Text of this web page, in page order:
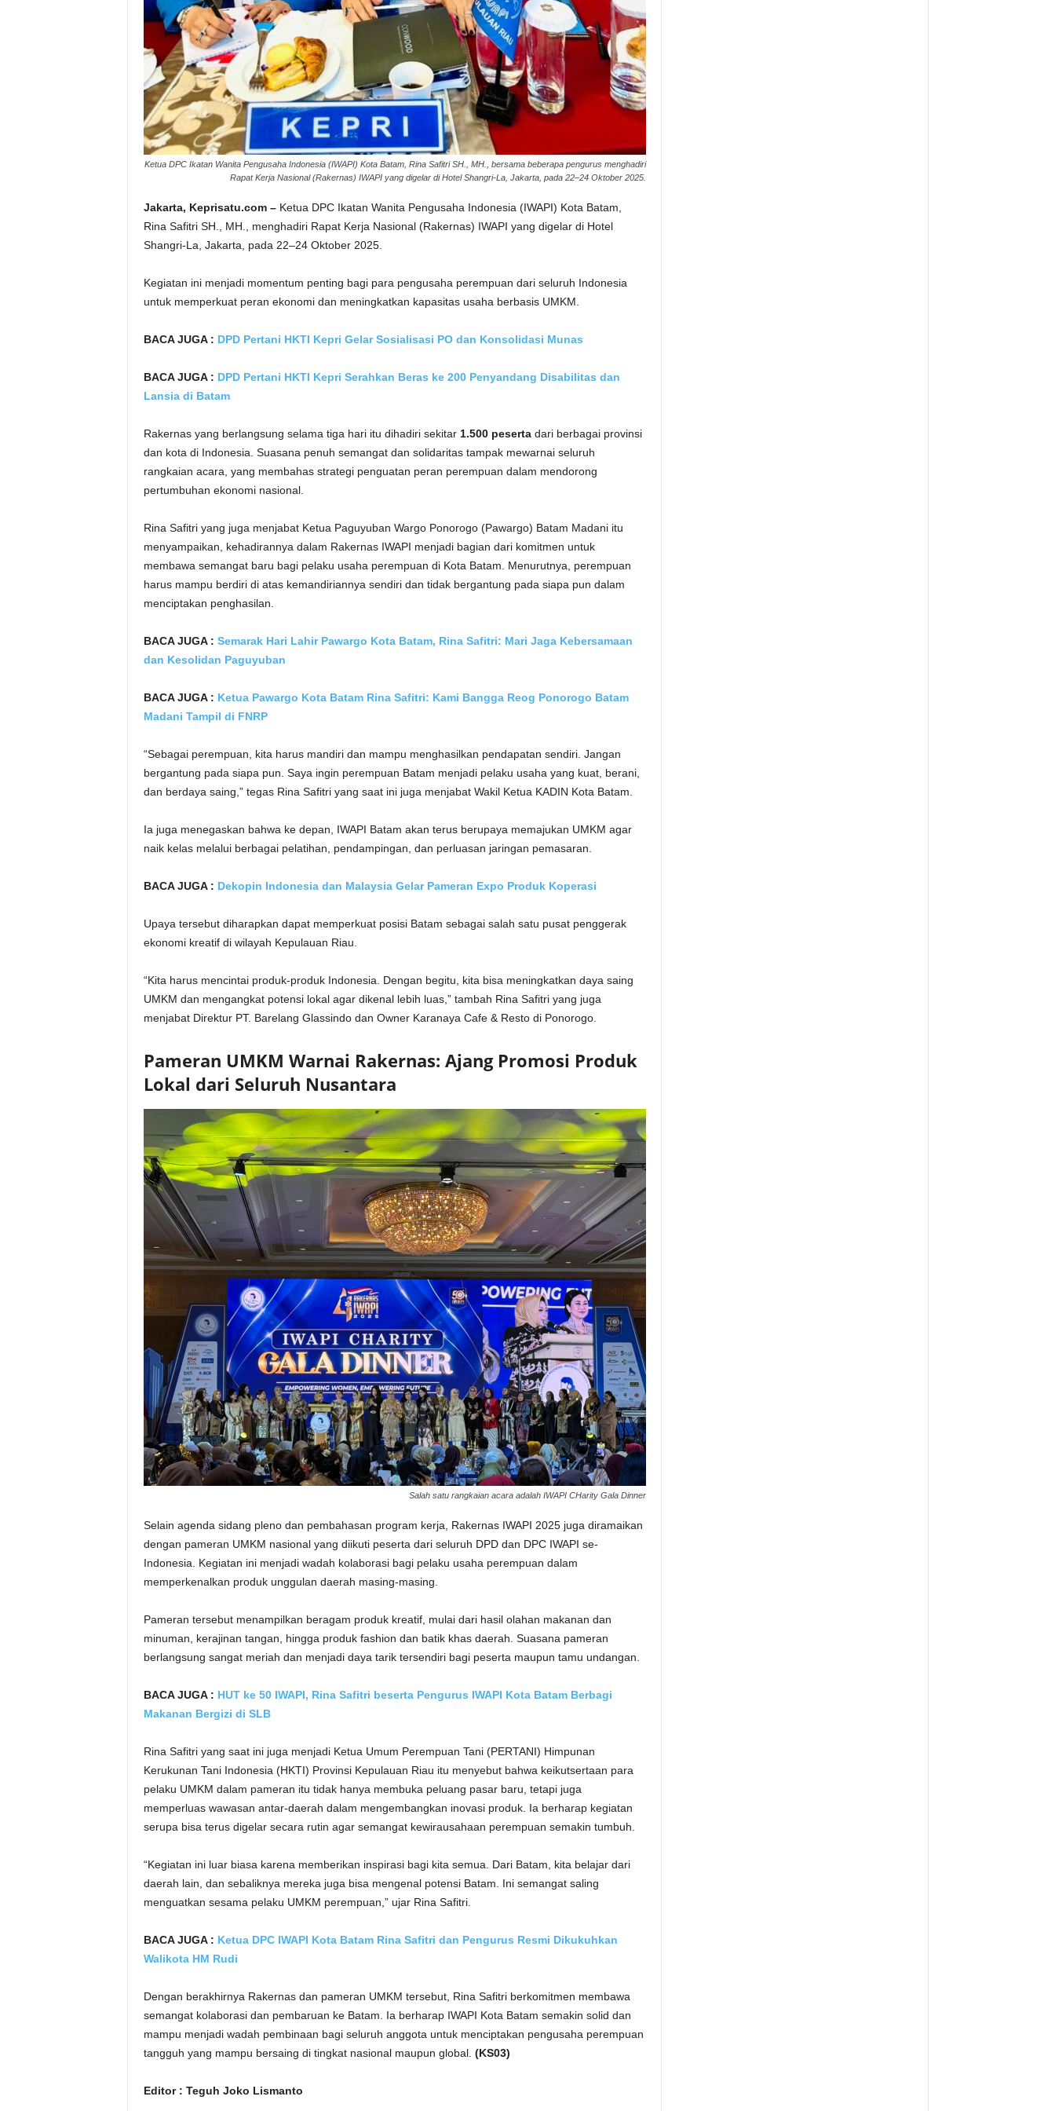
Ketua DPC Ikatan Wanita Pengusaha Indonesia (IWAPI) Kota Batam, Rina Safitri SH., MH., bersama beberapa pengurus menghadiri
Rapat Kerja Nasional (Rakernas) IWAPI yang digelar di Hotel Shangri-La, Jakarta, pada 22–24 Oktober 2025.
Jakarta, Keprisatu.com – Ketua DPC Ikatan Wanita Pengusaha Indonesia (IWAPI) Kota Batam,
Rina Safitri SH., MH., menghadiri Rapat Kerja Nasional (Rakernas) IWAPI yang digelar di Hotel
Shangri-La, Jakarta, pada 22–24 Oktober 2025.
Kegiatan ini menjadi momentum penting bagi para pengusaha perempuan dari seluruh Indonesia
untuk memperkuat peran ekonomi dan meningkatkan kapasitas usaha berbasis UMKM.
BACA JUGA : DPD Pertani HKTI Kepri Gelar Sosialisasi PO dan Konsolidasi Munas
BACA JUGA : DPD Pertani HKTI Kepri Serahkan Beras ke 200 Penyandang Disabilitas dan
Lansia di Batam
Rakernas yang berlangsung selama tiga hari itu dihadiri sekitar 1.500 pesertadari berbagai provinsi
dan kota di Indonesia. Suasana penuh semangat dan solidaritas tampak mewarnai seluruh
rangkaian acara, yang membahas strategi penguatan peran perempuan dalam mendorong
pertumbuhan ekonomi nasional.
Rina Safitri yang juga menjabat Ketua Paguyuban Wargo Ponorogo (Pawargo) Batam Madani itu
menyampaikan, kehadirannya dalam Rakernas IWAPI menjadi bagian dari komitmen untuk
membawa semangat baru bagi pelaku usaha perempuan di Kota Batam. Menurutnya, perempuan
harus mampu berdiri di atas kemandiriannya sendiri dan tidak bergantung pada siapa pun dalam
menciptakan penghasilan.
BACA JUGA : Semarak Hari Lahir Pawargo Kota Batam, Rina Safitri: Mari Jaga Kebersamaan
dan Kesolidan Paguyuban
BACA JUGA : Ketua Pawargo Kota Batam Rina Safitri: Kami Bangga Reog Ponorogo Batam
Madani Tampil di FNRP
“Sebagai perempuan, kita harus mandiri dan mampu menghasilkan pendapatan sendiri. Jangan
bergantung pada siapa pun. Saya ingin perempuan Batam menjadi pelaku usaha yang kuat, berani,
dan berdaya saing,” tegas Rina Safitri yang saat ini juga menjabat Wakil Ketua KADIN Kota Batam.
Ia juga menegaskan bahwa ke depan, IWAPI Batam akan terus berupaya memajukan UMKM agar
naik kelas melalui berbagai pelatihan, pendampingan, dan perluasan jaringan pemasaran.
BACA JUGA : Dekopin Indonesia dan Malaysia Gelar Pameran Expo Produk Koperasi
Upaya tersebut diharapkan dapat memperkuat posisi Batam sebagai salah satu pusat penggerak
ekonomi kreatif di wilayah Kepulauan Riau.
“Kita harus mencintai produk-produk Indonesia. Dengan begitu, kita bisa meningkatkan daya saing
UMKM dan mengangkat potensi lokal agar dikenal lebih luas,” tambah Rina Safitri yang juga
menjabat Direktur PT. Barelang Glassindo dan Owner Karanaya Cafe & Resto di Ponorogo.
Pameran UMKM Warnai Rakernas: Ajang Promosi Produk
Lokal dari Seluruh Nusantara
Salah satu rangkaian acara adalah IWAPI CHarity Gala Dinner
Selain agenda sidang pleno dan pembahasan program kerja, Rakernas IWAPI 2025 juga diramaikan
dengan pameran UMKM nasional yang diikuti peserta dari seluruh DPD dan DPC IWAPI se-
Indonesia. Kegiatan ini menjadi wadah kolaborasi bagi pelaku usaha perempuan dalam
memperkenalkan produk unggulan daerah masing-masing.
Pameran tersebut menampilkan beragam produk kreatif, mulai dari hasil olahan makanan dan
minuman, kerajinan tangan, hingga produk fashion dan batik khas daerah. Suasana pameran
berlangsung sangat meriah dan menjadi daya tarik tersendiri bagi peserta maupun tamu undangan.
BACA JUGA : HUT ke 50 IWAPI, Rina Safitri beserta Pengurus IWAPI Kota Batam Berbagi
Makanan Bergizi di SLB
Rina Safitri yang saat ini juga menjadi Ketua Umum Perempuan Tani (PERTANI) Himpunan
Kerukunan Tani Indonesia (HKTI) Provinsi Kepulauan Riau itu menyebut bahwa keikutsertaan para
pelaku UMKM dalam pameran itu tidak hanya membuka peluang pasar baru, tetapi juga
memperluas wawasan antar-daerah dalam mengembangkan inovasi produk. Ia berharap kegiatan
serupa bisa terus digelar secara rutin agar semangat kewirausahaan perempuan semakin tumbuh.
“Kegiatan ini luar biasa karena memberikan inspirasi bagi kita semua. Dari Batam, kita belajar dari
daerah lain, dan sebaliknya mereka juga bisa mengenal potensi Batam. Ini semangat saling
menguatkan sesama pelaku UMKM perempuan,” ujar Rina Safitri.
BACA JUGA : Ketua DPC IWAPI Kota Batam Rina Safitri dan Pengurus Resmi Dikukuhkan
Walikota HM Rudi
Dengan berakhirnya Rakernas dan pameran UMKM tersebut, Rina Safitri berkomitmen membawa
semangat kolaborasi dan pembaruan ke Batam. Ia berharap IWAPI Kota Batam semakin solid dan
mampu menjadi wadah pembinaan bagi seluruh anggota untuk menciptakan pengusaha perempuan
tangguh yang mampu bersaing di tingkat nasional maupun global. (KS03)
Editor : Teguh Joko Lismanto